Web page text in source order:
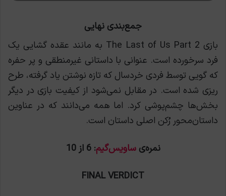
جمع‌بندی نهایی
بازی The Last of Us Part 2 به مانند عقده گشایی یک
فرد سرخورده است. عنوانی با داستانی غیرمنطقی و پر حفره
که گویی توسط فردی خردسال که تازه نوشتن یاد گرفته، طرح
ریزی شده است. در مقابل نمی‌شود از کیفیت بازی در دیگر
بخش‌ها چشم‌پوشی کرد. اما همه می‌دانند که در عناوین
داستان‌محور رُکن اصلی داستان است.
نمره‌یساویس‌گیم: 6 از 10
FINAL VERDICT